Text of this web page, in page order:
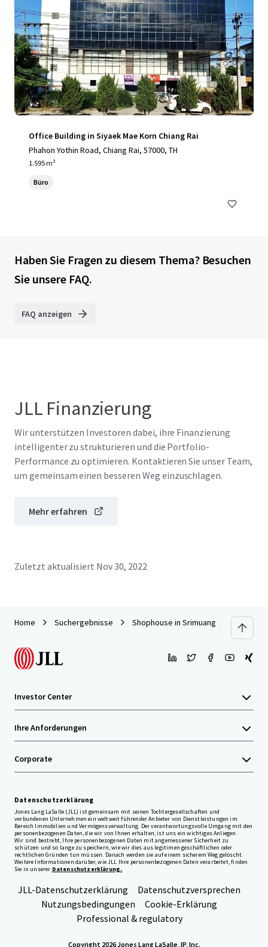
Office Building in Siyaek Mae Korn Chiang Rai
Phahon Yothin Road, Chiang Rai, 57000, TH
1.595 m²
Büro
Haben Sie Fragen zu diesem Thema? Besuchen
Sie unsere FAQ.
FAQ anzeigen
JLL Finanzierung
Wir unterstützen Investoren dabei, ihre Finanzierung
intelligenter zu strukturieren und die Portfolio-
Performance zu optimieren. Kontaktieren Sie unser Team,
um gemeinsam einen besseren Weg einzuschlagen.
Mehr erfahren
Zuletzt aktualisiert Nov 30, 2022
Home Suchergebnisse Shophouse in Srimuang Night Market,
Investor Center
Ihre Anforderungen
Corporate
Datenschutzerklärung
Jones Lang LaSalle (JLL) ist gemeinsam mit seinen Tochtergesellschaften und
verbundenen Unternehmen ein weltweit führender Anbieter von Dienstleistungen im
Bereich Immobilien und Vermögensverwaltung. Der verantwortungsvolle Umgang mit den
personenbezogenen Daten, die wir von Ihnen erhalten, ist uns ein wichtiges Anliegen.
Wir sind bestrebt, Ihre personenbezogenen Daten mit angemessener Sicherheit zu
schützen und so lange zu speichern, wie wir dies aus legitimen geschäftlichen oder
rechtlichen Gründen tun müssen. Danach werden sie auf einem sicherem Weg gelöscht.
Weitere Informationen darüber, wie JLL Ihre personenbezogenen Daten verarbeitet, finden
Sie in unserer Datenschutzerklärung.
JLL-Datenschutzerklärung
Datenschutzversprechen
Nutzungsbedingungen
Cookie-Erklärung
Professional & regulatory
Copyright 2026 Jones Lang LaSalle, IP, Inc.